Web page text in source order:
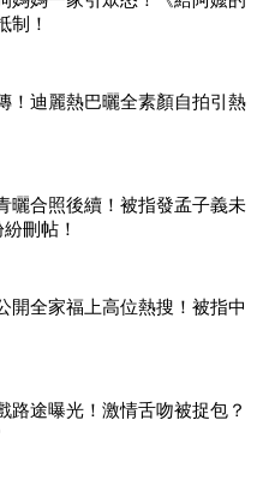
制！
！迪麗熱巴曬全素顏自拍引熱
曬合照後續！被指發孟子義未
刪帖！
開全家福上高位熱搜！被指中
路途曝光！激情舌吻被捉包？